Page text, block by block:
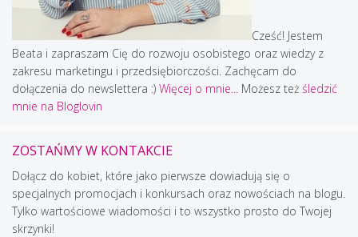
Cześć! Jestem
Beata i zapraszam Cię do rozwoju osobistego oraz wiedzy z
zakresu marketingu i przedsiębiorczości. Zachęcam do
dołączenia do newslettera :) Więcej o mnie... Możesz też śledzić
mnie na Bloglovin
ZOSTAŃMY W KONTAKCIE
Dołącz do kobiet, które jako pierwsze dowiadują się o
specjalnych promocjach i konkursach oraz nowościach na blogu.
Tylko wartościowe wiadomości i to wszystko prosto do Twojej
skrzynki!